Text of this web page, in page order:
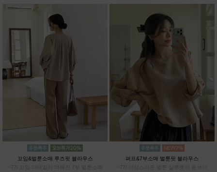
꼬임&벌룬소매 루즈핏 블라우스
~77/ 꼬임 디테일이 더해진 7부 벌룬소매
퍼프&7부소매 벌룬핏 블라우스
~77/ 여성스러운 벌룬 실루엣이 돋보이